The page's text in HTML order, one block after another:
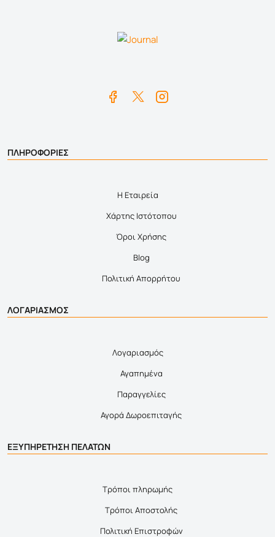
ΠΛΗΡΟΦΟΡΙΕΣ
Η Εταιρεία
Χάρτης Ιστότοπου
Όροι Χρήσης
Blog
Πολιτική Απορρήτου
ΛΟΓΑΡΙΑΣΜΟΣ
Λογαριασμός
Αγαπημένα
Παραγγελίες
Αγορά Δωροεπιταγής
ΕΞΥΠΗΡΕΤΗΣΗ ΠΕΛΑΤΩΝ
Τρόποι πληρωμής
Τρόποι Αποστολής
Πολιτική Επιστροφών